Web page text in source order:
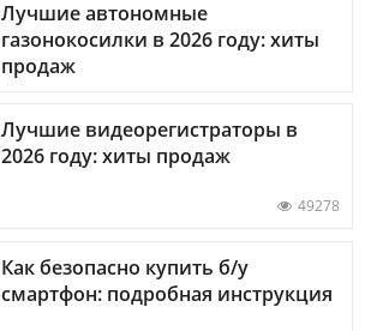
Лучшие автономные
газонокосилки в 2026 году: хиты
продаж
Лучшие видеорегистраторы в
2026 году: хиты продаж
49278
Как безопасно купить б/у
смартфон: подробная инструкция